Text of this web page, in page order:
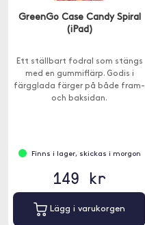
GreenGo Case Candy Spiral
(iPad)
Ett ställbart fodral som stängs
med en gummiflärp. Godis i
färgglada färger på både fram-
och baksidan.
Finns i lager, skickas i morgon
149 kr
Lägg i varukorgen